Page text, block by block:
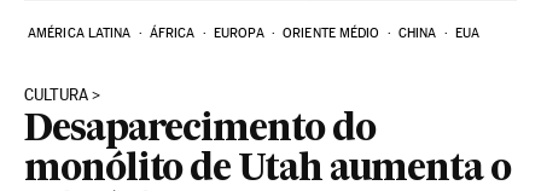
AMÉRICA LATINA ÁFRICA EUROPA ORIENTE MÉDIO CHINA EUA
CULTURA
Desaparecimento do
monólito de Utah aumenta o